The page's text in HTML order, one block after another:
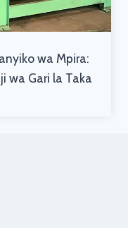
wa Mpira:
wa Gari la Taka